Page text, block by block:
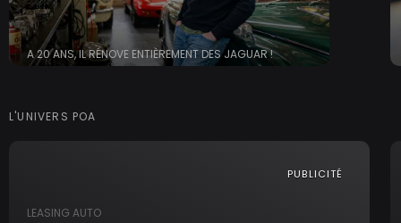
A 20 ANS, IL RÉNOVE ENTIÈREMENT DES JAGUAR !
L'UNIVERS POA
PUBLICITÉ
LEASING AUTO